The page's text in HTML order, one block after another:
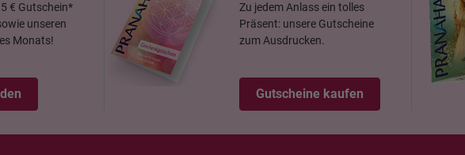
€ Gutschein*
unseren
Monats!
Zu jedem Anlass ein tolles
Präsent: unsere Gutscheine
zum Ausdrucken.
Gutscheine kaufen